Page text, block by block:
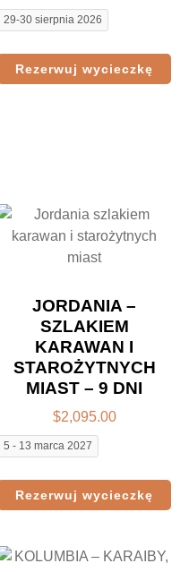
29-30 sierpnia 2026
Rezerwuj wycieczkę
JORDANIA –
SZLAKIEM
KARAWAN I
STAROŻYTNYCH
MIAST – 9 DNI
$2,095.00
5 - 13 marca 2027
Rezerwuj wycieczkę